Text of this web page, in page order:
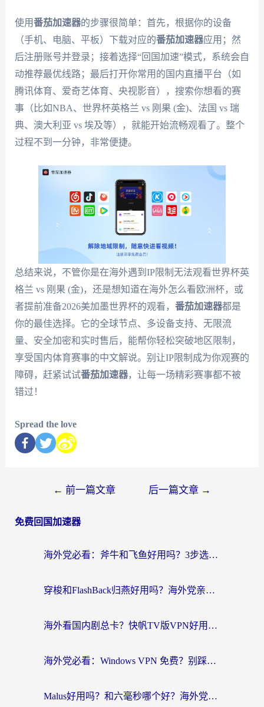
使用番茄加速器的步骤很简单：首先，根据你的设备
（手机、电脑、平板）下载对应的番茄加速器应用；然
后注册账号并登录；接着选择“回国加速”模式，系统会自
动推荐最优线路；最后打开你常用的国内直播平台（如
腾讯体育、爱奇艺体育、央视影音），搜索你想看的赛
事（比如NBA、世界杯英格兰 vs 刚果 (金)、法国 vs 瑞
典、澳大利亚 vs 埃及等），就能开始流畅观看了。整个
过程不到一分钟，非常便捷。
总结来说，不管你是在海外遇到IP限制无法观看世界杯英
格兰 vs 刚果 (金)，还是想知道在海外怎么看欧洲杯，或
者提前准备2026美加墨世界杯的观看， 番茄加速器都是
你的最佳选择。它的全球节点、多设备支持、无限流
量、安全加密和实时售后，能帮你轻松突破地区限制，
享受国内体育赛事的中文解说。别让IP限制成为你观赛的
障碍，赶紧试试番茄加速器，让每一场精彩赛事都不被
错过！
Spread the love
← 前一篇文章 后一篇文章 →
免费回国加速器
海外党必看：斧牛和飞鱼好用吗？3步选对回国加速器，无缝刷剧玩国服
穿梭和FlashBack归燕好用吗？海外党亲测3款热门回国加速器，教你选对不踩坑
海外看国内剧总卡？快帆TV版VPN好用吗？和快滚VPN对比哪个回国效果更好？
海外党必看：Windows VPN 免费？别踩坑！教你选对好用的国内加速器无缝回国
Malus好用吗？和六毫秒哪个好？海外党选回国加速器的避坑指南